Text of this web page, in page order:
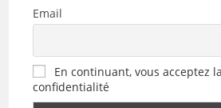
Email
En continuant, vous acceptez
confidentialité